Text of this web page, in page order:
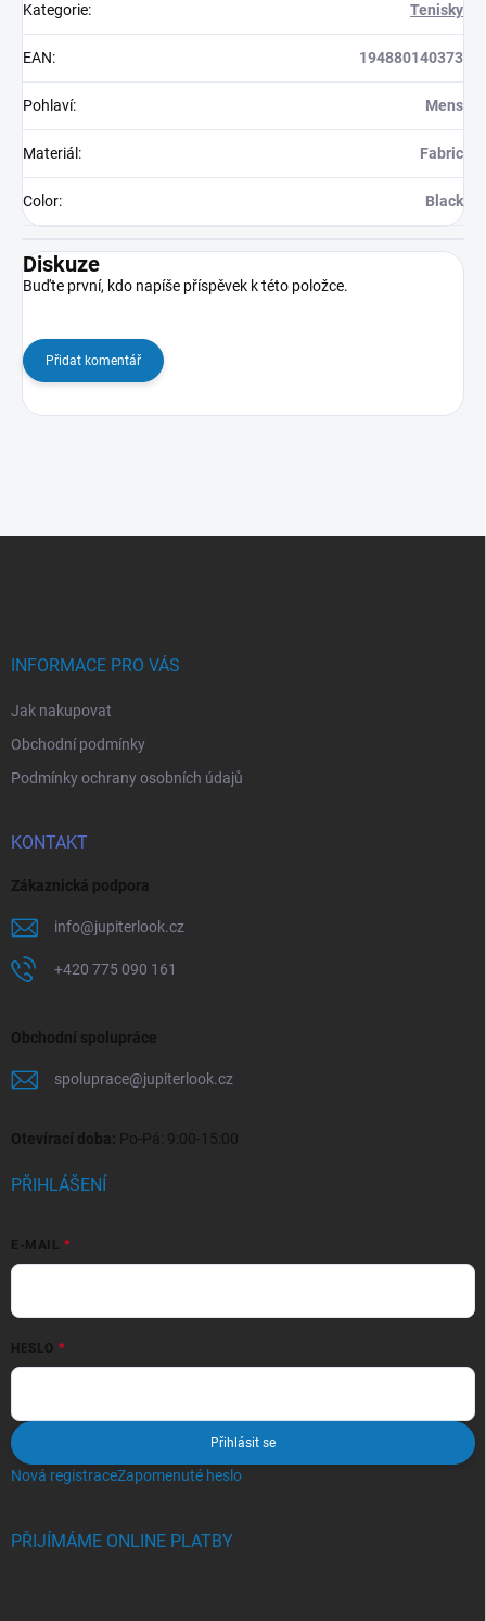
Kategorie: Tenisky
EAN: 194880140373
Pohlaví: Mens
Materiál : Fabric
Color: Black
Diskuze
Buďte první, kdo napíše příspěvek k této položce.
Přidat komentář
INFORMACE PRO VÁS
Jak nakupovat
Obchodní podmínky
Podmínky ochrany osobních údajů
KONTAKT
Zákaznická podpora
info@jupiterlook.cz
+420 775 090 161
Obchodní spolupráce
spoluprace@jupiterlook.cz
Otevírací doba: Po-Pá: 9:00-15:00
PŘIHLÁŠENÍ
E-MAIL
HESLO
Přihlásit se
Nová registraceZapomenuté heslo
PŘIJÍMÁME ONLINE PLATBY